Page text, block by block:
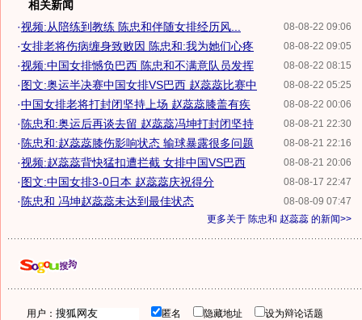
相关新闻
08-08-22 09:06
·视频:从陪练到教练 陈忠和伴随女排经历风...
08-08-22 09:05
·女排老将伤病缠身致败因 陈忠和:我为她们心疼
08-08-22 08:15
·视频:中国女排憾负巴西 陈忠和不满意队员发挥
08-08-22 05:25
·图文:奥运半决赛中国女排VS巴西 赵蕊蕊比赛中
08-08-22 00:06
·中国女排老将打封闭坚持上场 赵蕊蕊膝盖有疾
08-08-21 22:30
· 陈忠和:奥运后再谈去留 赵蕊蕊冯坤打封闭坚持
08-08-21 22:16
· 陈忠和:赵蕊蕊膝伤影响状态 输球暴露很多问题
08-08-21 20:06
·视频:赵蕊蕊背快猛扣遭拦截 女排中国VS巴西
08-08-17 22:47
·图文:中国女排3-0日本 赵蕊蕊庆祝得分
08-08-09 07:47
· 陈忠和 冯坤赵蕊蕊未达到最佳状态
更多关于 陈忠和 赵蕊蕊 的新闻>>
用户： 匿名 隐藏地址
设为辩论话题